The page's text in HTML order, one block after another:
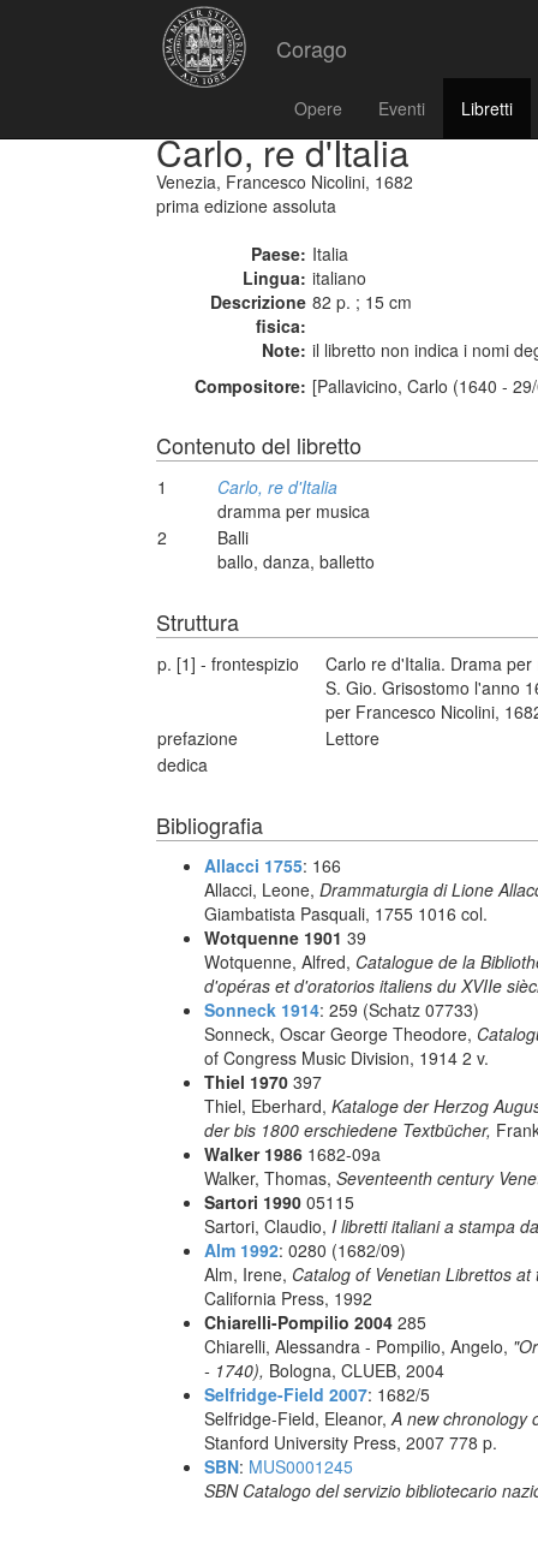
Corago
Opere Eventi Libretti
Carlo, re d'Italia
Venezia, Francesco Nicolini, 1682
prima edizione assoluta
Paese: Italia
Lingua: italiano
Descrizione
fisica:
82 p. ; 15 cm
Note: il libretto non indica i nomi
Compositore: [Pallavicino, Carlo (1640 -
Contenuto del libretto
1
Carlo, re d'Italia
dramma per musica
2
Balli
ballo, danza, balletto
Struttura
p. [1] - frontespizio
Carlo re d'Italia. Drama
S. Gio. Grisostomo l'anno
per Francesco Nicolini,
prefazione
Lettore
dedica
Bibliografia
Allacci 1755: 166
Allacci, Leone, Drammaturgia di Lione
Giambatista Pasquali, 1755 1016 col.
Wotquenne 1901 39
Wotquenne, Alfred, Catalogue de la
d'opéras et d'oratorios italiens du XVIIe
Sonneck 1914: 259 (Schatz 07733)
Sonneck, Oscar George Theodore,
of Congress Music Division, 1914 2 v.
Thiel 1970 397
Thiel, Eberhard, Kataloge der Herzog
der bis 1800 erschiedene Textbücher,
Walker 1986 1682-09a
Walker, Thomas, Seventeenth century
Sartori 1990 05115
Sartori, Claudio, I libretti italiani a stampa
Alm 1992: 0280 (1682/09)
Alm, Irene, Catalog of Venetian Librettos
California Press, 1992
Chiarelli-Pompilio 2004 285
Chiarelli, Alessandra - Pompilio, Angelo,
- 1740), Bologna, CLUEB, 2004
Selfridge-Field 2007: 1682/5
Selfridge-Field, Eleanor,A new chronology
Stanford University Press, 2007 778 p.
SBN: MUS0001245
SBN Catalogo del servizio bibliotecario